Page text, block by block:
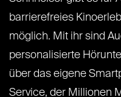
barrierefreies
möglich. Mit ihr sind
personalisierte
über das eigene
Service, der Millionen